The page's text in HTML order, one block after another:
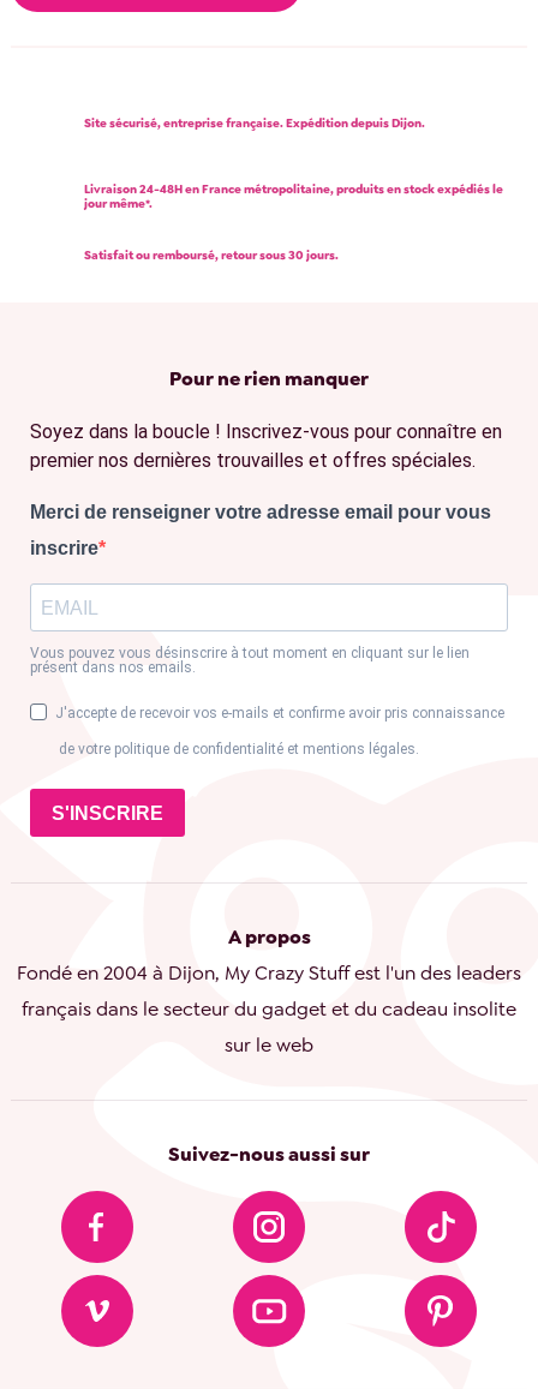
Site sécurisé, entreprise française. Expédition depuis Dijon.
Livraison 24-48H en France métropolitaine, produits en stock expédiés le
jour même*.
Satisfait ou remboursé, retour sous 30 jours.
Pour ne rien manquer
Soyez dans la boucle ! Inscrivez-vous pour connaître en
premier nos dernières trouvailles et offres spéciales.
Merci de renseigner votre adresse email pour vous
inscrire
Vous pouvez vous désinscrire à tout moment en cliquant sur le lien
présent dans nos emails.
J'accepte de recevoir vos e-mails et confirme avoir pris connaissance
de votre politique de confidentialité et mentions légales.
S'INSCRIRE
A propos
Fondé en 2004 à Dijon, My Crazy Stuff est l'un des leaders
français dans le secteur du gadget et du cadeau insolite
sur le web
Suivez-nous aussi sur